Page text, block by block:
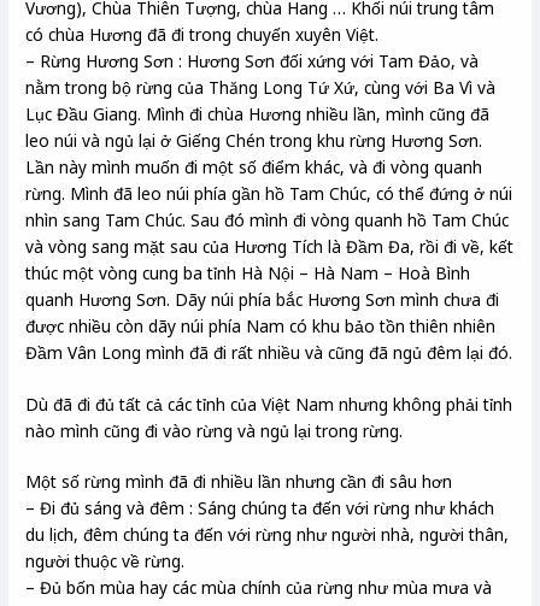
Vương), Chùa Thiên Tượng, chùa Hang … Khối núi trung tâm
có chùa Hương đã đi trong chuyến xuyên Việt.
– Rừng Hương Sơn : Hương Sơn đối xứng với Tam Đảo, và
nằm trong bộ rừng của Thăng Long Tứ Xứ, cùng với Ba Vì và
Lục Đầu Giang. Mình đi chùa Hương nhiều lần, mình cũng đã
leo núi và ngủ lại ở Giếng Chén trong khu rừng Hương Sơn.
Lần này mình muốn đi một số điểm khác, và đi vòng quanh
rừng. Mình đã leo núi phía gần hồ Tam Chúc, có thể đứng ở núi
nhìn sang Tam Chúc. Sau đó mình đi vòng quanh hồ Tam Chúc
và vòng sang mặt sau của Hương Tích là Đầm Đa, rồi đi về, kết
thúc một vòng cung ba tỉnh Hà Nội – Hà Nam – Hoà Bình
quanh Hương Sơn. Dãy núi phía bắc Hương Sơn mình chưa đi
được nhiều còn dãy núi phía Nam có khu bảo tồn thiên nhiên
Đầm Vân Long mình đã đi rất nhiều và cũng đã ngủ đêm lại đó.
Dù đã đi đủ tất cả các tỉnh của Việt Nam nhưng không phải tỉnh
nào mình cũng đi vào rừng và ngủ lại trong rừng.
Một số rừng mình đã đi nhiều lần nhưng cần đi sâu hơn
– Đi đủ sáng và đêm : Sáng chúng ta đến với rừng như khách
du lịch, đêm chúng ta đến với rừng như người nhà, người thân,
người thuộc về rừng.
– Đủ bốn mùa hay các mùa chính của rừng như mùa mưa và